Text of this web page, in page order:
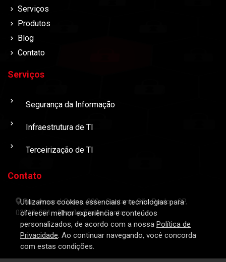
Serviços
Produtos
Blog
Contato
Serviços
Segurança da Informação
Infraestrutura de TI
Terceirização de TI
Contato
Rua Amaral Gama, 380 - Santana, São Paulo - SP,
02018-001 - Brasília Trade Center
Utilizamos cookies essenciais e tecnologias para
oferecer melhor experiência e conteúdos
personalizados, de acordo com a nossa Política de
Privacidade. Ao continuar navegando, você concorda
com estas condições.